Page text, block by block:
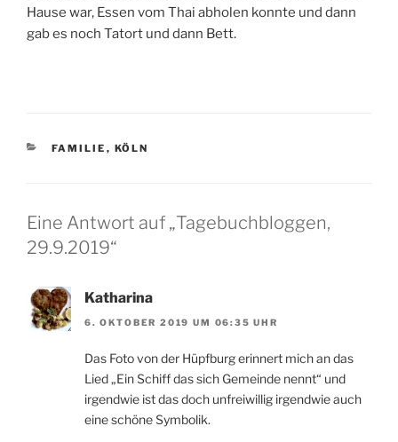
Hause war, Essen vom Thai abholen konnte und dann
gab es noch Tatort und dann Bett.
KATEGORIEN
FAMILIE , KÖLN
Eine Antwort auf „Tagebuchbloggen,
29.9.2019“
Katharina
6. OKTOBER 2019 UM 06:35 UHR
Das Foto von der Hüpfburg erinnert mich an das
Lied „Ein Schiff das sich Gemeinde nennt“ und
irgendwie ist das doch unfreiwillig irgendwie auch
eine schöne Symbolik.